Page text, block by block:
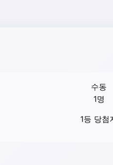
수동
1명
1등 당첨